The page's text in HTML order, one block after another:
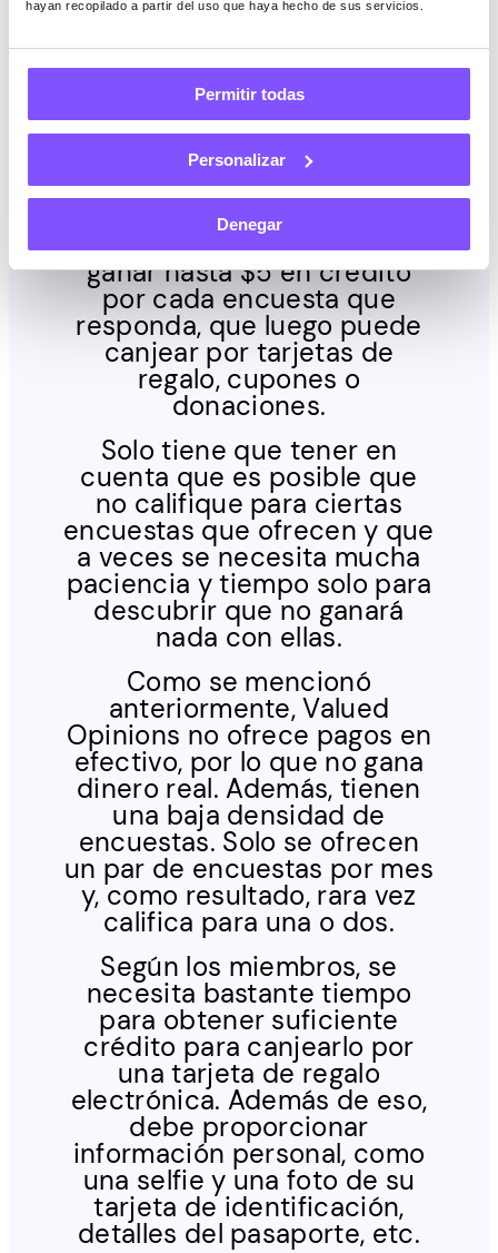
hayan recopilado a partir del uso que haya hecho de sus servicios.
Permitir todas
Personalizar
Denegar
esperar ganar con
Valued Opinions?
Los miembros de Valued
Opinion están invitados a
participar en estudios de
mercado pagados a través
de encuestas en línea. Puede
ganar hasta $5 en crédito
por cada encuesta que
responda, que luego puede
canjear por tarjetas de
regalo, cupones o
donaciones.
Solo tiene que tener en
cuenta que es posible que
no califique para ciertas
encuestas que ofrecen y que
a veces se necesita mucha
paciencia y tiempo solo para
descubrir que no ganará
nada con ellas.
Como se mencionó
anteriormente, Valued
Opinions no ofrece pagos en
efectivo, por lo que no gana
dinero real. Además, tienen
una baja densidad de
encuestas. Solo se ofrecen
un par de encuestas por mes
y, como resultado, rara vez
califica para una o dos.
Según los miembros, se
necesita bastante tiempo
para obtener suficiente
crédito para canjearlo por
una tarjeta de regalo
electrónica. Además de eso,
debe proporcionar
información personal, como
una selfie y una foto de su
tarjeta de identificación,
detalles del pasaporte, etc.